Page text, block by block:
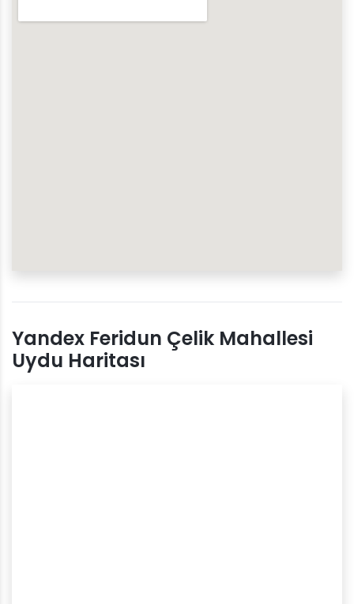
Yandex Feridun Çelik Mahallesi
Uydu Haritası